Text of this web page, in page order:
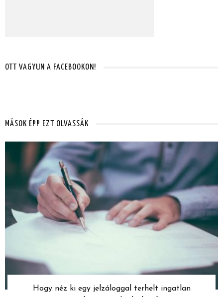
OTT VAGYUN A FACEBOOKON!
MÁSOK ÉPP EZT OLVASSÁK
Hogy néz ki egy jelzáloggal terhelt ingatlan